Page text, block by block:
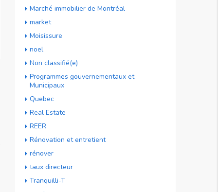
Marché immobilier de Montréal
market
Moisissure
noel
Non classifié(e)
Programmes gouvernementaux et
Municipaux
Quebec
Real Estate
REER
Rénovation et entretient
rénover
taux directeur
Tranquilli-T